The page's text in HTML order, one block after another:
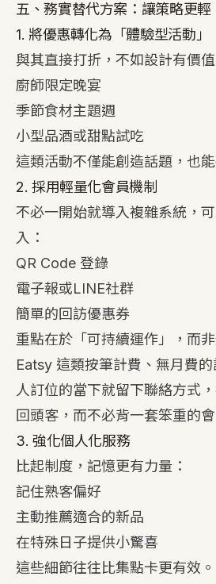
五、務實替代方案：讓策略更輕
1. 將優惠轉化為「體驗型活動」
與其直接打折，不如設計有價
廚師限定晚宴
季節食材主題週
小型品酒或甜點試吃
這類活動不僅能創造話題，也
2. 採用輕量化會員機制
不必一開始就導入複雜系統，
入：
QR Code 登錄
電子報或LINE社群
簡單的回訪優惠券
重點在於「可持續運作」，而
Eatsy 這類按筆計費、無月費
人訂位的當下就留下聯絡方式
回頭客，而不必背一套笨重的會
3. 強化個人化服務
比起制度，記憶更有力量：
記住熟客偏好
主動推薦適合的新品
在特殊日子提供小驚喜
這些細節往往比集點卡更有效。